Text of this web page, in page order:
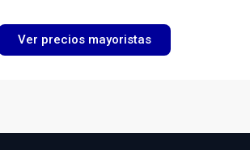
Ver precios mayoristas